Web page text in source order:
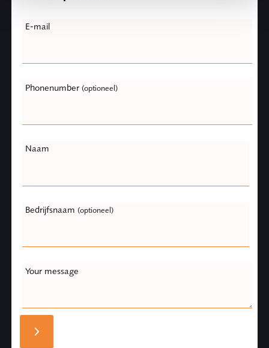
this
E-mail
Phonenumber (optioneel)
Naam
Bedrijfsnaam (optioneel)
Your message